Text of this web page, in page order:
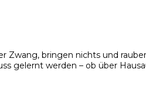
Zwang, bringen nichts und
gelernt werden – ob über